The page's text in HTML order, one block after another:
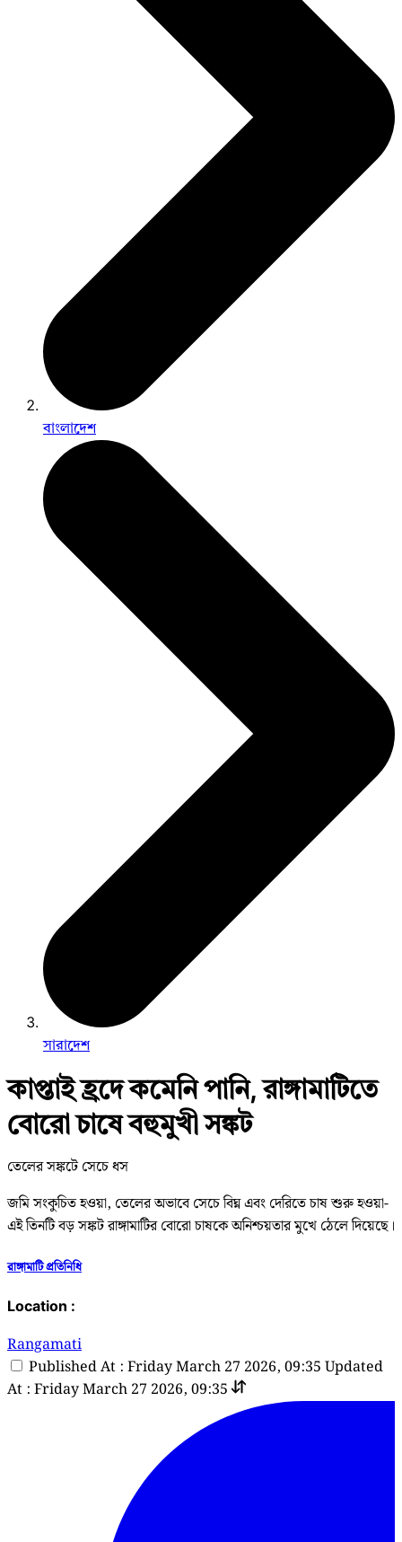
বাংলাদেশ
সারাদেশ
কাপ্তাই হ্রদে কমেনি পানি, রাঙ্গামাটিতে
বোরো চাষে বহুমুখী সঙ্কট
তেলের সঙ্কটে সেচে ধস
জমি সংকুচিত হওয়া, তেলের অভাবে সেচে বিঘ্ন এবং দেরিতে চাষ শুরু হওয়া-
এই তিনটি বড় সঙ্কট রাঙ্গামাটির বোরো চাষকে অনিশ্চয়তার মুখে ঠেলে দিয়েছে।
রাঙ্গামাটি প্রতিনিধি
Location :
Rangamati
Published At : Friday March 27 2026, 09:35 Updated
At : Friday March 27 2026, 09:35